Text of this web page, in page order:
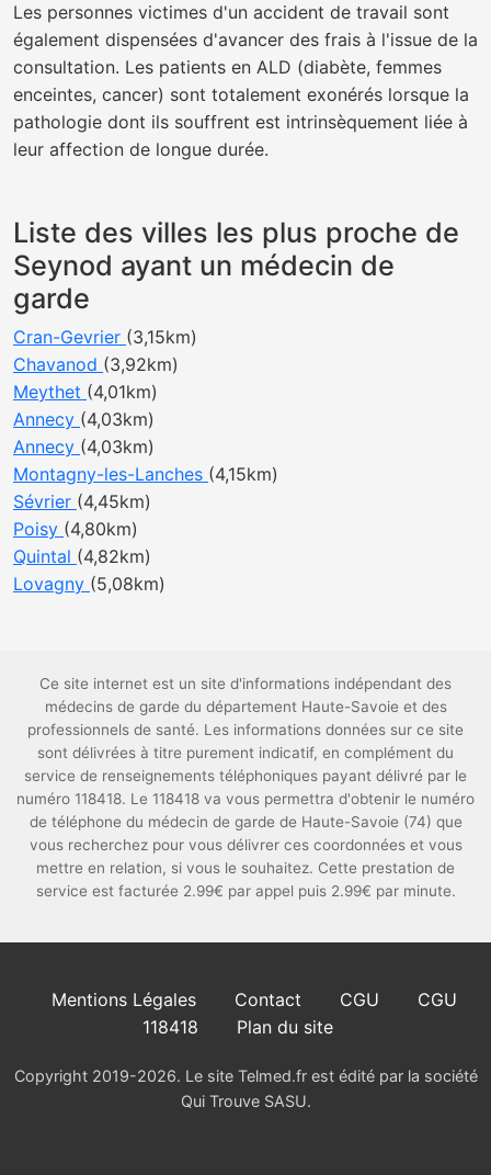
Les personnes victimes d'un accident de travail sont
également dispensées d'avancer des frais à l'issue de la
consultation. Les patients en ALD (diabète, femmes
enceintes, cancer) sont totalement exonérés lorsque la
pathologie dont ils souffrent est intrinsèquement liée à
leur affection de longue durée.
Liste des villes les plus proche de
Seynod ayant un médecin de
garde
Cran-Gevrier (3,15km)
Chavanod (3,92km)
Meythet (4,01km)
Annecy (4,03km)
Annecy (4,03km)
Montagny-les-Lanches (4,15km)
Sévrier (4,45km)
Poisy (4,80km)
Quintal (4,82km)
Lovagny (5,08km)
Ce site internet est un site d'informations indépendant des
médecins de garde du département Haute-Savoie et des
professionnels de santé. Les informations données sur ce site
sont délivrées à titre purement indicatif, en complément du
service de renseignements téléphoniques payant délivré par le
numéro 118418. Le 118418 va vous permettra d'obtenir le numéro
de téléphone du médecin de garde de Haute-Savoie (74) que
vous recherchez pour vous délivrer ces coordonnées et vous
mettre en relation, si vous le souhaitez. Cette prestation de
service est facturée 2.99€ par appel puis 2.99€ par minute.
Mentions Légales Contact CGU
CGU
118418
Plan du site
Copyright 2019-2026. Le site Telmed.fr est édité par la société
Qui Trouve SASU.